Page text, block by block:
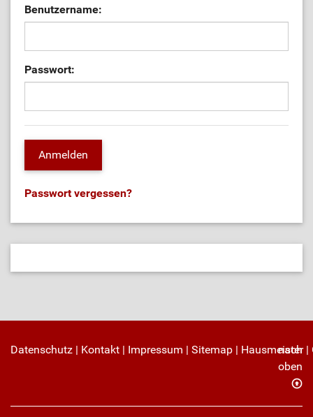
Benutzername:
Passwort:
Passwort vergessen?
Datenschutz | Kontakt | Impressum | Sitemap | Hausmeister|
nach
oben